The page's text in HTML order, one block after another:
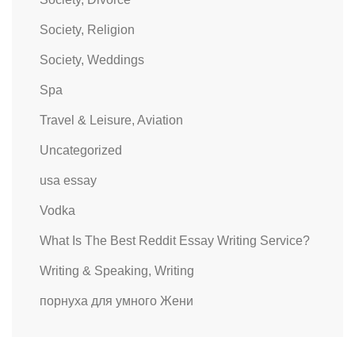
Society, Religion
Society, Weddings
Spa
Travel & Leisure, Aviation
Uncategorized
usa essay
Vodka
What Is The Best Reddit Essay Writing Service?
Writing & Speaking, Writing
порнуха для умного Жени